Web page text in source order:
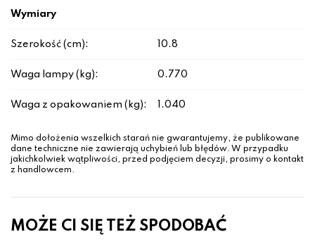
Wymiary
Szerokość (cm): 10.8
Waga lampy (kg): 0.770
Waga z opakowaniem (kg): 1.040
Mimo dołożenia wszelkich starań nie gwarantujemy, że publikowane
dane techniczne nie zawierają uchybień lub błędów. W przypadku
jakichkolwiek wątpliwości, przed podjęciem decyzji, prosimy o kontakt
z handlowcem.
MOŻE CI SIĘ TEŻ SPODOBAĆ